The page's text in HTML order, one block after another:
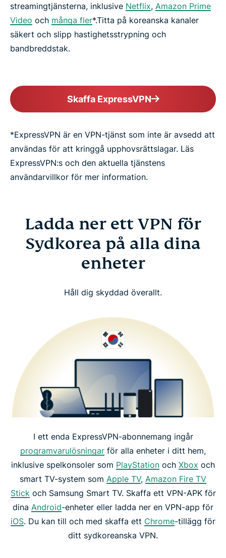
streamingtjänsterna, inklusive Netflix, Amazon Prime
Video och många fler*.Titta på koreanska kanaler
säkert och slipp hastighetsstrypning och
bandbreddstak.
Skaffa ExpressVPN
*ExpressVPN är en VPN-tjänst som inte är avsedd att
användas för att kringgå upphovsrättslagar. Läs
ExpressVPN:s och den aktuella tjänstens
användarvillkor för mer information.
Ladda ner ett VPN för
Sydkorea på alla dina
enheter
Håll dig skyddad överallt.
I ett enda ExpressVPN-abonnemang ingår
programvarulösningar för alla enheter i ditt hem,
inklusive spelkonsoler som PlayStation och Xbox och
smart TV-system som Apple TV, Amazon Fire TV
Stick och Samsung Smart TV. Skaffa ett VPN-APK för
dina Android-enheter eller ladda ner en VPN-app för
iOS. Du kan till och med skaffa ett Chrome-tillägg för
ditt sydkoreanska VPN.